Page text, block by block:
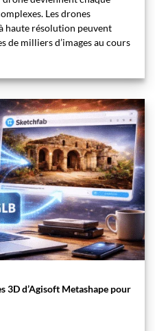
Les drones
haute résolution peuvent
de milliers d’images au cours
3D d’Agisoft Metashape pour